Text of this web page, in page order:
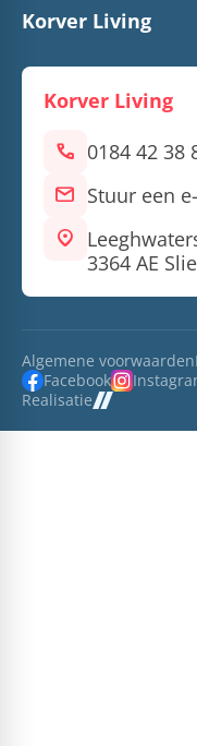
Korver Living
Korver Living
call 0184 42 38
mail Stuur een
location_on
3364 AE
Algemene voorwaarden
Facebook
Realisatie